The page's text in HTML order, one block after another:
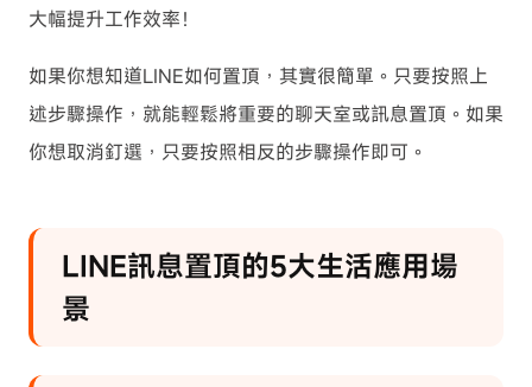
大幅提升工作效率！
如果你想知道LINE如何置頂，其實很簡單。只要按照上
述步驟操作，就能輕鬆將重要的聊天室或訊息置頂。如果
你想取消釘選，只要按照相反的步驟操作即可。
LINE訊息置頂的5大生活應用場
景